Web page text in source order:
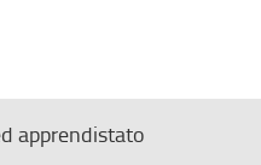
apprendistato